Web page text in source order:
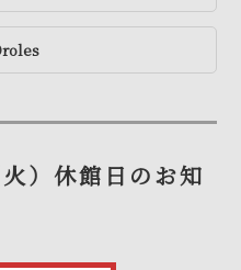
）休館日のお知